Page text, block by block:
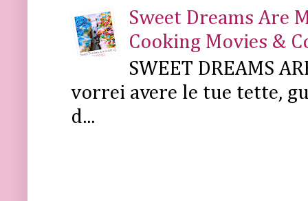
Sweet Dreams Are
Cooking Movies &
SWEET DREAMS
vorrei avere le tue tette,
d...